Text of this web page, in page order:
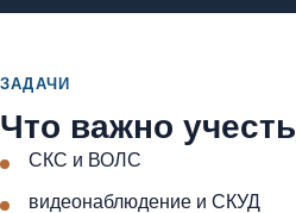
ЗАДАЧИ
Что важно учесть
СКС и ВОЛС
видеонаблюдение и СКУД